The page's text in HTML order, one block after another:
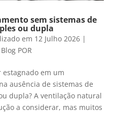
sem sistemas de
ou dupla
em 12 Julho 2026 |
Blog POR
em um
ausência de sistemas de
dupla? A ventilação natural
a considerar, mas muitos